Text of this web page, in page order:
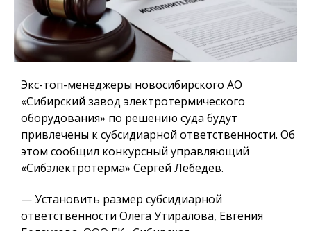
Экс-топ-менеджеры новосибирского АО
«Сибирский завод электротермического
оборудования» по решению суда будут
привлечены к субсидиарной ответственности. Об
этом сообщил конкурсный управляющий
«Сибэлектротерма» Сергей Лебедев.
— Установить размер субсидиарной
ответственности Олега Утиралова, Евгения